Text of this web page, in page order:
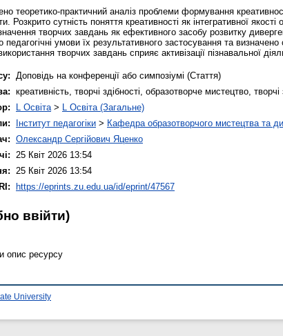
теоретико-практичний аналіз проблеми формування
Розкрито сутність поняття креативності як інтегративної
творчих завдань як ефективного засобу розвитку
педагогічні умови їх результативного застосування та
творчих завдань сприяє активізації пізнавальної
Доповідь на конференції або симпозіумі (Стаття)
креативність, творчі здібності, образотворче мистецтво,
L Освіта > L Освіта (Загальне)
Інститут педагогіки > Кафедра образотворчого мистецтва та
Олександр Сергійович Яценко
25 Квіт 2026 13:54
25 Квіт 2026 13:54
https://eprints.zu.edu.ua/id/eprint/47567
ввійти)
опис ресурсу
University